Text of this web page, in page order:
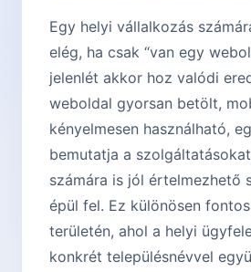
Egy helyi vállalkozás
elég, ha csak “van egy
jelenlét akkor hoz valódi
weboldal gyorsan betölt,
kényelmesen használható,
bemutatja a
számára is jól értelmezhető
épül fel. Ez különösen
területén, ahol a helyi
konkrét településnévvel